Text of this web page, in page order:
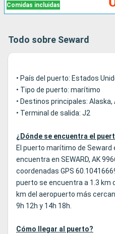
Comidas incluidas
Todo sobre Seward
• País del puerto: Estados
• Tipo de puerto: marítimo
• Destinos principales: Alaska,
• Terminal de salida: J2
¿Dónde se encuentra el
El puerto marítimo de Seward
encuentra en SEWARD, AK
coordenadas GPS
puerto se encuentra a 1.3 km
km del aeropuerto más
9h 12h y 14h 18h.
Cómo llegar al puerto?